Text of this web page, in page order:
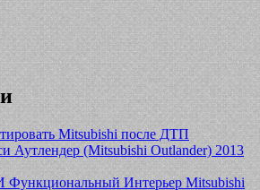
Mitsubishi после ДТП
Аутлендер (Mitsubishi Outlander) 2013
Функциональный Интерьер Mitsubishi